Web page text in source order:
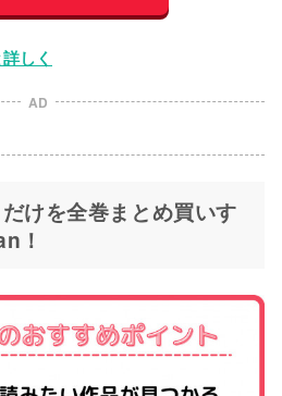
しく
AD
けを全巻まとめ買いす
！